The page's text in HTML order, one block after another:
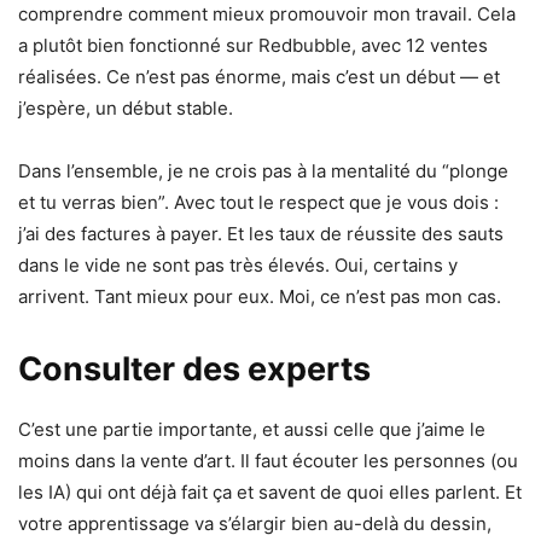
comprendre comment mieux promouvoir mon travail. Cela
a plutôt bien fonctionné sur Redbubble, avec 12 ventes
réalisées. Ce n’est pas énorme, mais c’est un début — et
j’espère, un début stable.
Dans l’ensemble, je ne crois pas à la mentalité du “plonge
et tu verras bien”. Avec tout le respect que je vous dois :
j’ai des factures à payer. Et les taux de réussite des sauts
dans le vide ne sont pas très élevés. Oui, certains y
arrivent. Tant mieux pour eux. Moi, ce n’est pas mon cas.
Consulter des experts
C’est une partie importante, et aussi celle que j’aime le
moins dans la vente d’art. Il faut écouter les personnes (ou
les IA) qui ont déjà fait ça et savent de quoi elles parlent. Et
votre apprentissage va s’élargir bien au-delà du dessin,